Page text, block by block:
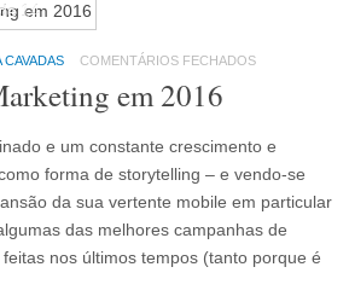
14
CAVADAS COMENTÁRIOS FECHADOS
em 2016
e um constante crescimento e
forma de storytelling – e vendo-se
da sua vertente mobile em particular
das melhores campanhas de
nos últimos tempos (tanto porque é